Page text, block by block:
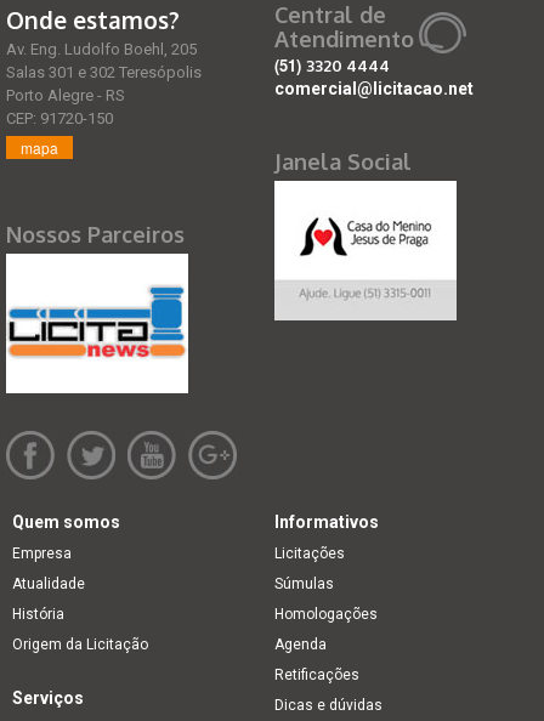
Onde estamos?
Av. Eng. Ludolfo Boehl, 205
Salas 301 e 302 Teresópolis
Porto Alegre - RS
CEP: 91720-150
mapa
Nossos Parceiros
Central de
Atendimento
(51) 3320 4444
comercial@licitacao.net
Janela Social
Quem somos
Empresa
Atualidade
História
Origem da Licitação
Informativos
Licitações
Súmulas
Homologações
Agenda
Retificações
Dicas e dúvidas
Serviços